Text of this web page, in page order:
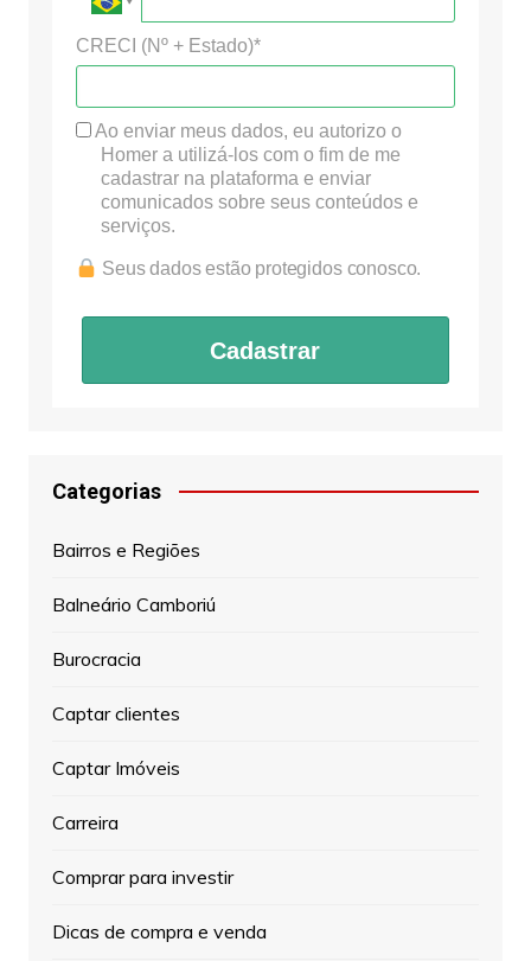
CRECI (Nº + Estado)*
Ao enviar meus dados, eu autorizo o
Homer a utilizá-los com o fim de me
cadastrar na plataforma e enviar
comunicados sobre seus conteúdos e
serviços.
Seus dados estão protegidos conosco.
Cadastrar
Categorias
Bairros e Regiões
Balneário Camboriú
Burocracia
Captar clientes
Captar Imóveis
Carreira
Comprar para investir
Dicas de compra e venda